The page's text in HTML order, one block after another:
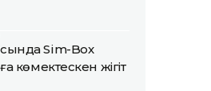
Sim-Box
көмектескен жігіт